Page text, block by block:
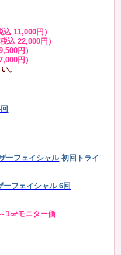
11,000円）
込 22,000円）
円）
円）
。
ーフェイシャル 初回トライ
ーフェイシャル 6回
1㎠モニター価